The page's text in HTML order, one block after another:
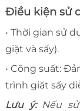
Điều kiện sử
• Thời gian sử
giặt và sấy).
• Công suất:
trình giặt sấy
Lưu ý: Nếu